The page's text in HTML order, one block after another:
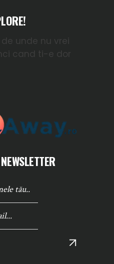
unde nu vrei
cand ti-e dor